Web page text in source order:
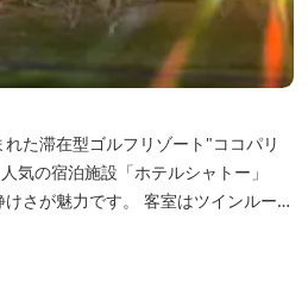
た滞在型ゴルフリゾート"ココパリ
さが魅力です。 客室はツインルーム
で幅広く、旅のスタイルに合わせて